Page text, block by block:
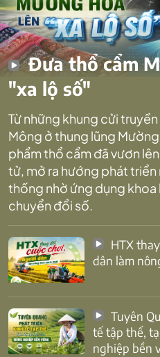
Đưa thổ cẩm
"xa lộ số"
Từ những khung cửi
Mông ở thung lũng
phẩm thổ cẩm đã vươn
tử, mở ra hướng phát
thống nhờ ứng dụng
chuyển đổi số.
dân làm
tế tập thể,
nghiệp bền